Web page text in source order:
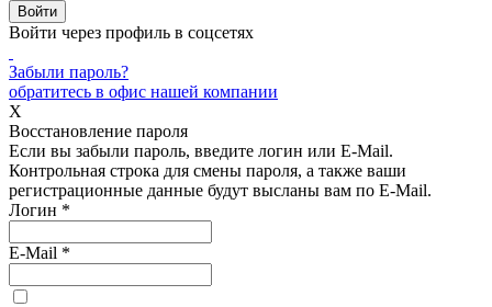
Войти через профиль в соцсетях
Забыли пароль?
обратитесь в офис нашей компании
X
Восстановление пароля
Если вы забыли пароль, введите логин или E-Mail.
Контрольная строка для смены пароля, а также ваши
регистрационные данные будут высланы вам по E-Mail.
Логин *
E-Mail *